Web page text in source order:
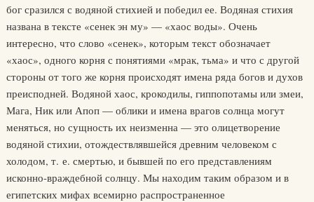
бог сразился с водяной стихией и победил ее. Водяная стихия
названа в тексте «сенек эн му» — «хаос воды». Очень
интересно, что слово «сенек», которым текст обозначает
«хаос», одного корня с понятиями «мрак, тьма» и что с другой
стороны от того же корня происходят имена ряда богов и духов
преисподней. Водяной хаос, крокодилы, гиппопотамы или змеи,
Мага, Ник или Апоп — облики и имена врагов солнца могут
меняться, но сущность их неизменна — это олицетворение
водяной стихии, отождествлявшейся древним человеком с
холодом, т. е. смертью, и бывшей по его представлениям
исконно-враждебной солнцу. Мы находим таким образом и в
египетских мифах всемирно распространенное